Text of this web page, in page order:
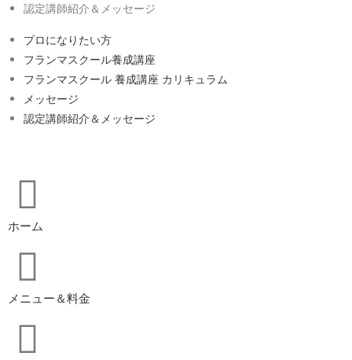
認定講師紹介＆メッセージ
プロになりたい方
フランマスクール養成講座
フランマスクール 養成講座 カリキュラム
メッセージ
認定講師紹介＆メッセージ
ホーム
メニュー＆料金